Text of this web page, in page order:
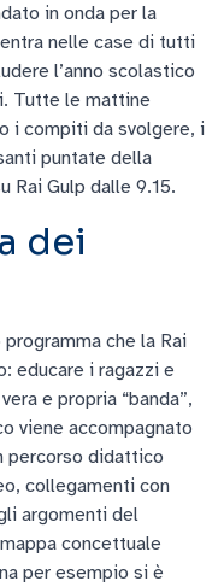
in onda per la
nelle case di tutti
l’anno scolastico
Tutte le mattine
i compiti da svolgere, i
puntate della
Rai Gulp dalle 9.15.
dei
che la Rai
educare i ragazzi e
e propria “banda”,
viene accompagnato
percorso didattico
collegamenti con
argomenti del
concettuale
per esempio si è